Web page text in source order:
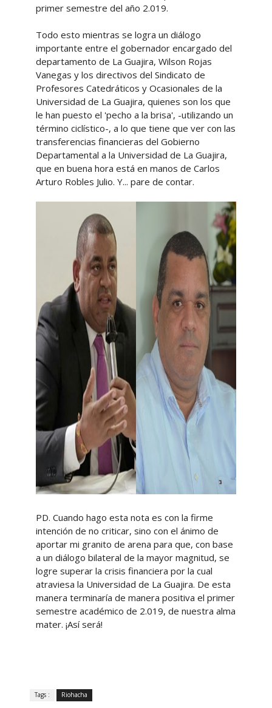
primer semestre del año 2.019.
Todo esto mientras se logra un diálogo
importante entre el gobernador encargado del
departamento de La Guajira, Wilson Rojas
Vanegas y los directivos del Sindicato de
Profesores Catedráticos y Ocasionales de la
Universidad de La Guajira, quienes son los que
le han puesto el 'pecho a la brisa', -utilizando un
término ciclístico-, a lo que tiene que ver con las
transferencias financieras del Gobierno
Departamental a la Universidad de La Guajira,
que en buena hora está en manos de Carlos
Arturo Robles Julio. Y... pare de contar.
PD. Cuando hago esta nota es con la firme
intención de no criticar, sino con el ánimo de
aportar mi granito de arena para que, con base
a un diálogo bilateral de la mayor magnitud, se
logre superar la crisis financiera por la cual
atraviesa la Universidad de La Guajira. De esta
manera terminaría de manera positiva el primer
semestre académico de 2.019, de nuestra alma
mater. ¡Así será!
Tags : Riohacha